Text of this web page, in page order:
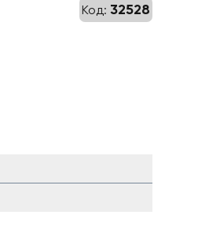
Код: 32528